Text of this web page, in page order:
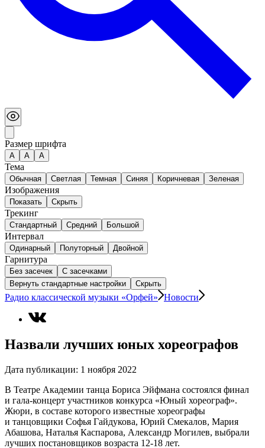
Размер шрифта
А A A
Тема
Обычная Светлая Темная Синяя Коричневая Зеленая
Изображения
Показать Скрыть
Трекинг
Стандартный Средний Большой
Интервал
Одинарный Полуторный Двойной
Гарнитура
Без засечек
С засечками
Вернуть стандартные настройки
Скрыть
Радио классической музыки «Орфей» Новости
Назвали лучших юных хореографов
Дата публикации: 1 ноября 2022
В Театре Академии танца Бориса Эйфмана состоялся финал
и гала-концерт участников конкурса «Юный хореограф».
Жюри, в составе которого известные хореографы
и танцовщики Софья Гайдукова, Юрий Смекалов, Мария
Абашова, Наталья Каспарова, Александр Могилев, выбрали
лучших постановщиков возраста 12-18 лет.